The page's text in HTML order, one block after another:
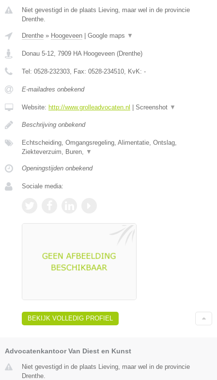
Niet gevestigd in de plaats Lieving, maar wel in de provincie
Drenthe.
Drenthe » Hoogeveen Google maps ▼
Donau 5-12, 7909 HA Hoogeveen (Drenthe)
Tel: 0528-232303, Fax: 0528-234510, KvK: -
E-mailadres onbekend
Website: http://www.grolleadvocaten.nl Screenshot ▼
Beschrijving onbekend
Echtscheiding, Omgangsregeling, Alimentatie, Ontslag,
Ziekteverzuim, Buren, ▼
Openingstijden onbekend
Sociale media:
BEKIJK VOLLEDIG PROFIEL
Advocatenkantoor Van Diest en Kunst
Niet gevestigd in de plaats Lieving, maar wel in de provincie
Drenthe.